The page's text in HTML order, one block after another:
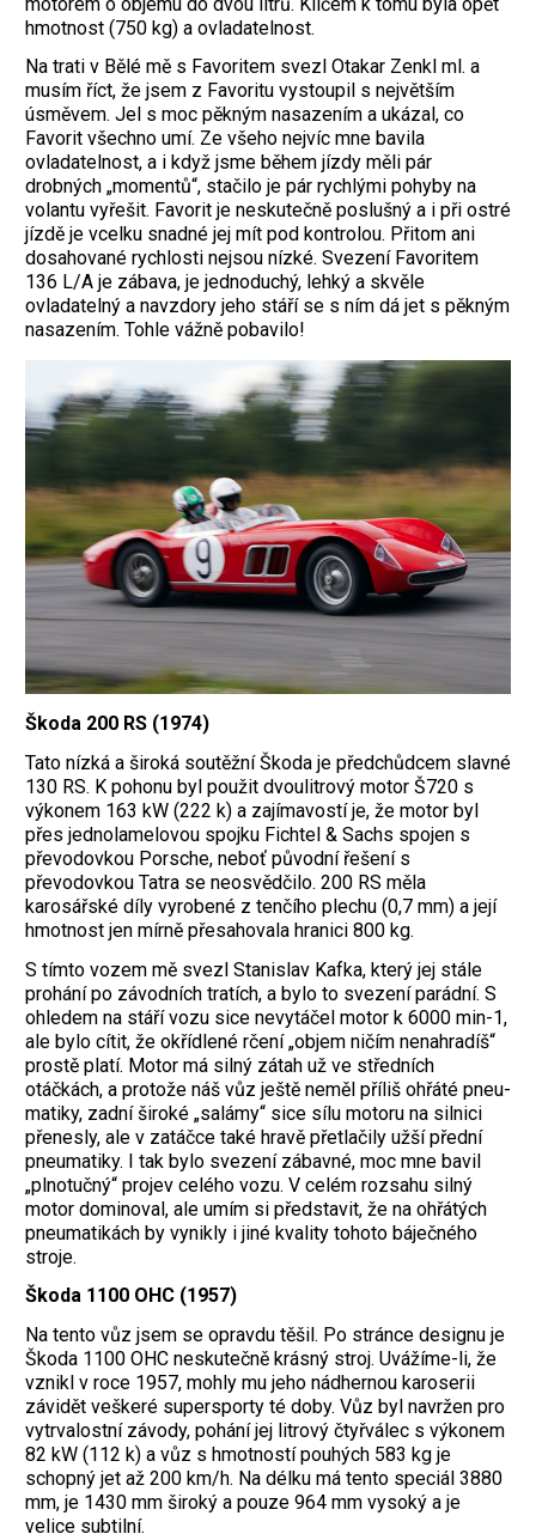
hmotnost (750 kg) a ovladatelnost.
Na trati v Bělé mě s Favoritem svezl Otakar Zenkl ml. a
musím říct, že jsem z Favoritu vystoupil s největším
úsměvem. Jel s moc pěkným nasazením a ukázal, co
Favorit všechno umí. Ze všeho nejvíc mne bavila
ovladatelnost, a i když jsme během jízdy měli pár
drobných „momentů“, stačilo je pár rychlými pohyby na
volantu vyřešit. Favorit je neskutečně poslušný a i při ostré
jízdě je vcelku snadné jej mít pod kontrolou. Přitom ani
dosahované rychlosti nejsou nízké. Svezení Favoritem
136 L/A je zábava, je jednoduchý, lehký a skvěle
ovladatelný a navzdory jeho stáří se s ním dá jet s pěkným
nasazením. Tohle vážně pobavilo!
Škoda 200 RS (1974)
Tato nízká a široká soutěžní Škoda je předchůdcem slavné
130 RS. K pohonu byl použit dvoulitrový motor Š720 s
výkonem 163 kW (222 k) a zajímavostí je, že motor byl
přes jednolamelovou spojku Fichtel & Sachs spojen s
převodovkou Porsche, neboť původní řešení s
převodovkou Tatra se neosvědčilo. 200 RS měla
karosářské díly vyrobené z tenčího plechu (0,7 mm) a její
hmotnost jen mírně přesahovala hranici 800 kg.
S tímto vozem mě svezl Stanislav Kafka, který jej stále
prohání po závodních tratích, a bylo to svezení parádní. S
ohledem na stáří vozu sice nevytáčel motor k 6000 min-1,
ale bylo cítit, že okřídlené rčení „objem ničím nenahradíš“
prostě platí. Motor má silný zátah už ve středních
otáčkách, a protože náš vůz ještě neměl příliš ohřáté pneu­
matiky, zadní široké „salámy“ sice sílu motoru na silnici
přenesly, ale v zatáčce také hravě přetlačily užší přední
pneumatiky. I tak bylo svezení zábavné, moc mne bavil
„plnotučný“ projev celého vozu. V celém rozsahu silný
motor dominoval, ale umím si představit, že na ohřátých
pneumatikách by vynikly i jiné kvality tohoto báječného
stroje.
Škoda 1100 OHC (1957)
Na tento vůz jsem se opravdu těšil. Po stránce designu je
Škoda 1100 OHC neskutečně krásný stroj. Uvážíme-li, že
vznikl v roce 1957, mohly mu jeho nádhernou karoserii
závidět veškeré supersporty té doby. Vůz byl navržen pro
vytrvalostní závody, pohání jej litrový čtyřválec s výkonem
82 kW (112 k) a vůz s hmotností pouhých 583 kg je
schopný jet až 200 km/h. Na délku má tento speciál 3880
mm, je 1430 mm široký a pouze 964 mm vysoký a je
velice subtilní.